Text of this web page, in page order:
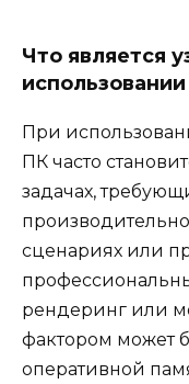
Что является
При
ПК часто
задачах,
сценариях или
рендеринг или
фактором может
оперативной